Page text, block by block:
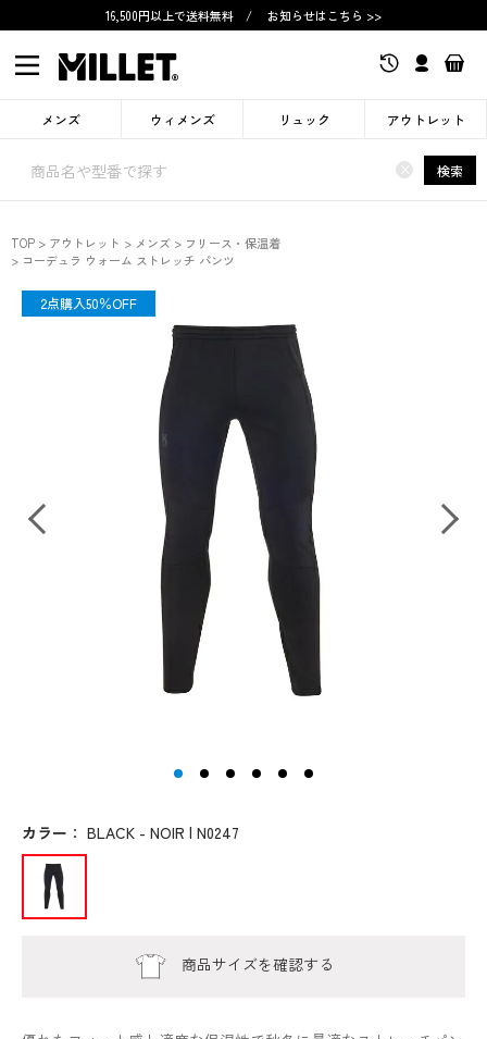
16,500円以上で送料無料 / お知らせはこちら >>
メンズ ウィメンズ リュック アウトレット
× 検索
TOP アウトレット メンズ
フリース・保温着
コーデュラ ウォーム ストレッチ パンツ
OUTLET
2点購入50％OFF
カラー ： BLACK - NOIR | N0247
商品サイズを確認する